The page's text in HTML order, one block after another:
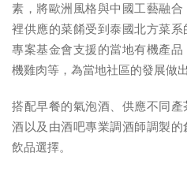
素，將歐洲風格與中國工藝融
裡供應的菜餚受到泰國北方菜
專案基金會支援的當地有機產
機雞肉等，為當地社區的發展做出
搭配早餐的氣泡酒、供應不同
酒以及由酒吧專業調酒師調製
飲品選擇。